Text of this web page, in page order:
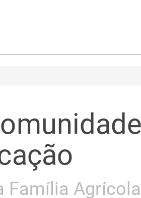
Família